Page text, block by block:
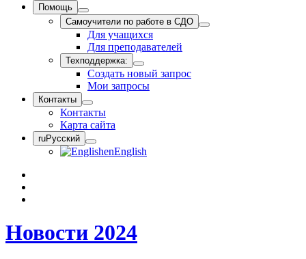
Помощь
Самоучители по работе в СДО
Для учащихся
Для преподавателей
Техподдержка:
Создать новый запрос
Мои запросы
Контакты
Контакты
Карта сайта
ruРусский
enEnglish
Новости 2024